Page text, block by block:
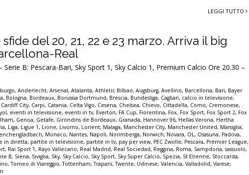
LEGGI TUTTO
del 20, 21, 22 e 23 marzo. Arriva il big
Real
Serie B: Pescara-Bari, Sky Sport 1, Sky Calcio 1, Premium Calcio Ore 20.30 –
,Anderlecht,Arsenal,Atalanta,Athletic Bilbao,Augsburg,Avellino, Barcellona, Bari, Bayer
, Bologna, Bordeaux, Borussia Dortmund, Brescia, Bundesliga, Cagliari, calcio in televisione,
Cardiff City, Carpi, Catania, Celta Vigo, Cesena, Chelsea, Chievo, Cittadella, Como, Cremonese,
, eventi in televisione, eventi in tv, Everton, FA Cup, Fiorentina, Fox, Fox Sport, Fox Sport 2, Fox
, Genoa, Getafe, Girondins de Bordeaux, Granada, Hannover 96, Hellas Verona, Hertha
, Liga, Ligue 1, Lione, Livorno, Lorient, Malaga, Manchester City, Manchester United, Marsiglia,
, Monaco, Nantes, Napoli, Norimberga, Norwich, Novara, OL, Osasuna, Padova,
in diretta, partite in televisione, partite in tv, pay per view, PEC Zwolle, Pescara, Premier League,
, Rai Sport 1, Rayo Vallecano, Real Madrid, Real Sociedad, Reggina, Roma, Sampdoria,sassuolo,
B, Siena, Siviglia, Sky, Sky Calcio, Sky Sport, Sky Super Calcio, Spezia, St Etienne, Stoccarda,
,Torneo di Viareggio,Tottenham,Trapani,Twente, Udinese,Valencia,Valladolid,Varese,